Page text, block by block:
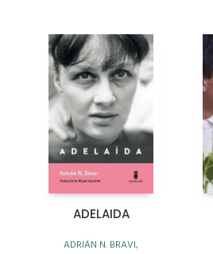
ADELAIDA
ADRIÁN N. BRAVI,